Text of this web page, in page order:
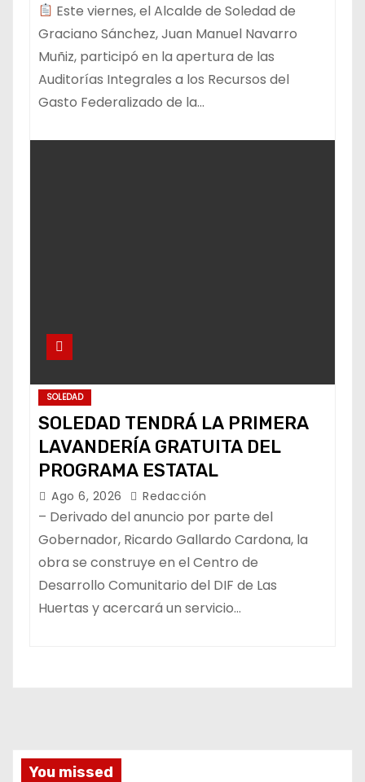
Este viernes, el Alcalde de Soledad de
Graciano Sánchez, Juan Manuel Navarro
Muñiz, participó en la apertura de las
Auditorías Integrales a los Recursos del
Gasto Federalizado de la…
SOLEDAD
SOLEDAD TENDRÁ LA PRIMERA
LAVANDERÍA GRATUITA DEL
PROGRAMA ESTATAL
Ago 6, 2026 Redacción
– Derivado del anuncio por parte del
Gobernador, Ricardo Gallardo Cardona, la
obra se construye en el Centro de
Desarrollo Comunitario del DIF de Las
Huertas y acercará un servicio…
You missed